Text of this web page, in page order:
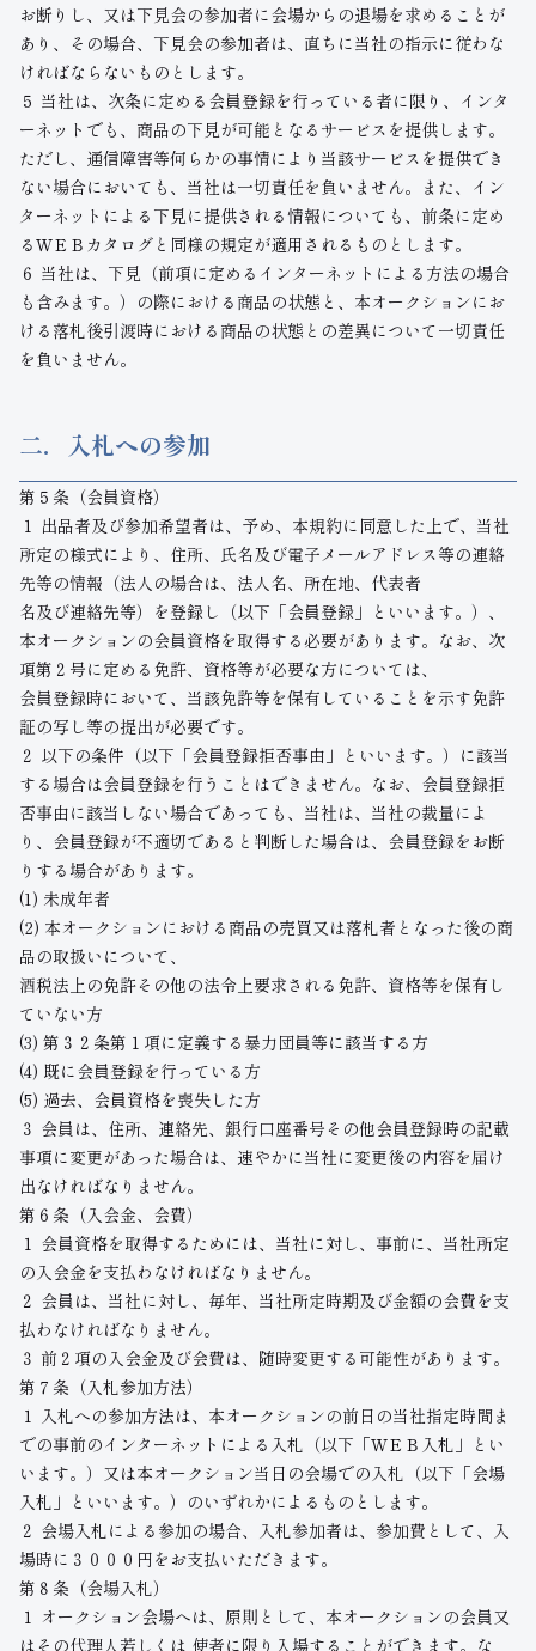
お断りし、又は下見会の参加者に会場からの退場を求めることが
あり、その場合、下見会の参加者は、直ちに当社の指示に従わな
ければならないものとします。
５ 当社は、次条に定める会員登録を行っている者に限り、インタ
ーネットでも、商品の下見が可能となるサービスを提供します。
ただし、通信障害等何らかの事情により当該サービスを提供でき
ない場合においても、当社は一切責任を負いません。また、イン
ターネットによる下見に提供される情報についても、前条に定め
るＷＥＢカタログと同様の規定が適用されるものとします。
６ 当社は、下見（前項に定めるインターネットによる方法の場合
も含みます。）の際における商品の状態と、本オークションにお
ける落札後引渡時における商品の状態との差異について一切責任
を負いません。
二．入札への参加
第５条（会員資格）
１ 出品者及び参加希望者は、予め、本規約に同意した上で、当社
所定の様式により、住所、氏名及び電子メールアドレス等の連絡
先等の情報（法人の場合は、法人名、所在地、代表者
名及び連絡先等）を登録し（以下「会員登録」といいます。）、
本オークションの会員資格を取得する必要があります。なお、次
項第２号に定める免許、資格等が必要な方については、
会員登録時において、当該免許等を保有していることを示す免許
証の写し等の提出が必要です。
２ 以下の条件（以下「会員登録拒否事由」といいます。）に該当
する場合は会員登録を行うことはできません。なお、会員登録拒
否事由に該当しない場合であっても、当社は、当社の裁量によ
り、会員登録が不適切であると判断した場合は、会員登録をお断
りする場合があります。
(1) 未成年者
(2) 本オークションにおける商品の売買又は落札者となった後の商
品の取扱いについて、
酒税法上の免許その他の法令上要求される免許、資格等を保有し
ていない方
(3) 第３２条第１項に定義する暴力団員等に該当する方
(4) 既に会員登録を行っている方
(5) 過去、会員資格を喪失した方
３ 会員は、住所、連絡先、銀行口座番号その他会員登録時の記載
事項に変更があった場合は、速やかに当社に変更後の内容を届け
出なければなりません。
第６条（入会金、会費）
１ 会員資格を取得するためには、当社に対し、事前に、当社所定
の入会金を支払わなければなりません。
２ 会員は、当社に対し、毎年、当社所定時期及び金額の会費を支
払わなければなりません。
３ 前２項の入会金及び会費は、随時変更する可能性があります。
第７条（入札参加方法）
１ 入札への参加方法は、本オークションの前日の当社指定時間ま
での事前のインターネットによる入札（以下「ＷＥＢ入札」とい
います。）又は本オークション当日の会場での入札（以下「会場
入札」といいます。）のいずれかによるものとします。
２ 会場入札による参加の場合、入札参加者は、参加費として、入
場時に３０００円をお支払いただきます。
第８条（会場入札）
１ オークション会場へは、原則として、本オークションの会員又
はその代理人若しくは 使者に限り入場することができます。な